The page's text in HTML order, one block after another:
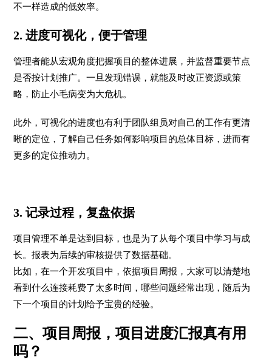
不一样造成的低效率。
2. 进度可视化，便于管理
管理者能从宏观角度把握项目的整体进展，并监督重要节点
是否按计划推广。一旦发现错误，就能及时改正资源或策
略，防止小毛病变为大危机。
此外，可视化的进度也有利于团队组员对自己的工作有更清
晰的定位，了解自己任务如何影响项目的总体目标，进而有
更多的定位推动力。
3. 记录过程，复盘依据
项目管理不单是达到目标，也是为了从每个项目中学习与成
长。报表为后续的审核提供了数据基础。
比如，在一个开发项目中，依据项目周报，大家可以清楚地
看到什么连接耗费了太多时间，哪些问题经常出现，随后为
下一个项目的计划给予宝贵的经验。
二、项目周报，项目进度汇报真有用
吗？